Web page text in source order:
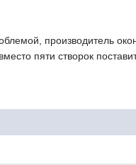
производитель
пяти створок